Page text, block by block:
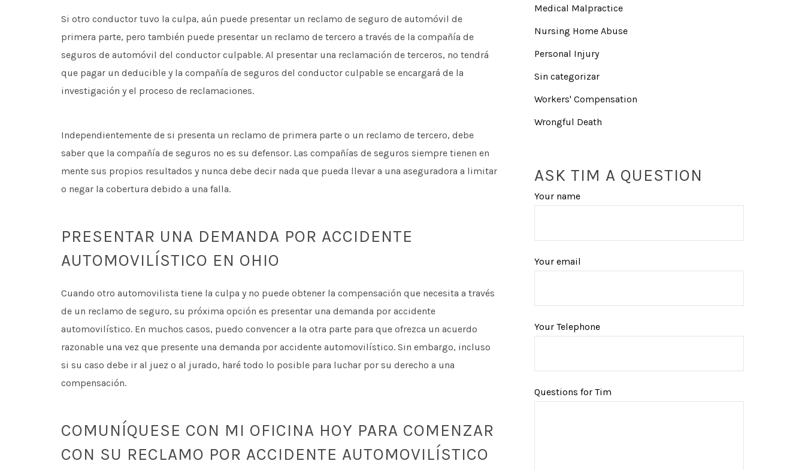
Si otro conductor tuvo la culpa, aún puede presentar un reclamo de seguro de automóvil de
primera parte, pero también puede presentar un reclamo de tercero a través de la compañía de
seguros de automóvil del conductor culpable. Al presentar una reclamación de terceros, no tendrá
que pagar un deducible y la compañía de seguros del conductor culpable se encargará de la
investigación y el proceso de reclamaciones.
Independientemente de si presenta un reclamo de primera parte o un reclamo de tercero, debe
saber que la compañía de seguros no es su defensor. Las compañías de seguros siempre tienen en
mente sus propios resultados y nunca debe decir nada que pueda llevar a una aseguradora a limitar
o negar la cobertura debido a una falla.
PRESENTAR UNA DEMANDA POR ACCIDENTE
AUTOMOVILÍSTICO EN OHIO
Cuando otro automovilista tiene la culpa y no puede obtener la compensación que necesita a través
de un reclamo de seguro, su próxima opción es presentar una demanda por accidente
automovilístico. En muchos casos, puedo convencer a la otra parte para que ofrezca un acuerdo
razonable una vez que presente una demanda por accidente automovilístico. Sin embargo, incluso
si su caso debe ir al juez o al jurado, haré todo lo posible para luchar por su derecho a una
compensación.
COMUNÍQUESE CON MI OFICINA HOY PARA COMENZAR
CON SU RECLAMO POR ACCIDENTE AUTOMOVILÍSTICO
Medical Malpractice
Nursing Home Abuse
Personal Injury
Sin categorizar
Workers' Compensation
Wrongful Death
ASK TIM A QUESTION
Your name
Your email
Your Telephone
Questions for Tim